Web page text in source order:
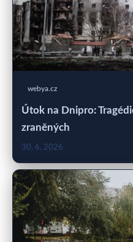
webya.cz
Útok na Dnipro:
zraněných
30. 6. 2026